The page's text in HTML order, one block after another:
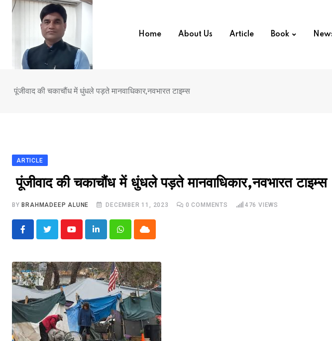
Skip
Home About Us Article Book
पूंजीवाद की चकाचौंध में धुंधले पड़ते मानवाधिकार,नवभारत टाइम्स
ARTICLE
पूंजीवाद की चकाचौंध में धुंधले पड़ते मानवाधिकार,नवभारत टाइम्स
BY BRAHMADEEP ALUNE DECEMBER 11, 2023 0 COMMENTS 476 VIEWS
YoutubeLinkedInWhatsappCloud